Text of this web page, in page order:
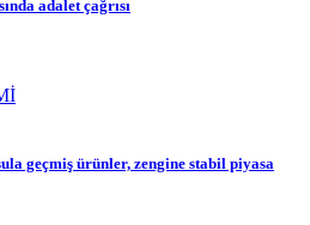
adalet çağrısı
geçmiş ürünler, zengine stabil piyasa